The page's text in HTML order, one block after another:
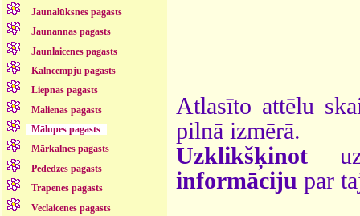
Jaunalūksnes pagasts
Jaunannas pagasts
Jaunlaicenes pagasts
Kalncempju pagasts
Liepnas pagasts
Malienas pagasts
Mālupes pagasts
Mārkalnes pagasts
Pededzes pagasts
Trapenes pagasts
Veclaicenes pagasts
Atlasīto attēlu
pilnā izmērā.
Uzklikšķinot
informāciju par